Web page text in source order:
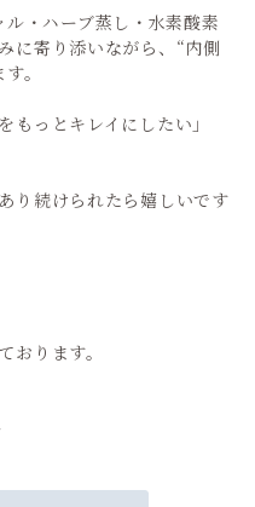
・ハーブ蒸し・水素酸素
に寄り添いながら、“内側
。
もっとキレイにしたい」
り続けられたら嬉しいです
おります。